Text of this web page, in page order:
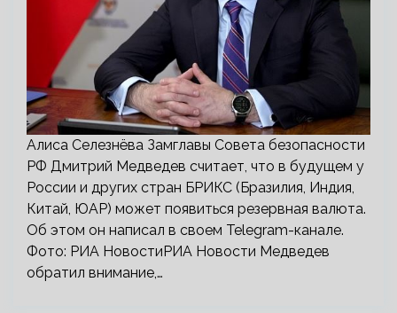
Алиса Селезнёва Замглавы Совета безопасности
РФ Дмитрий Медведев считает, что в будущем у
России и других стран БРИКС (Бразилия, Индия,
Китай, ЮАР) может появиться резервная валюта.
Об этом он написал в своем Telegram-канале.
Фото: РИА НовостиРИА Новости Медведев
обратил внимание,…